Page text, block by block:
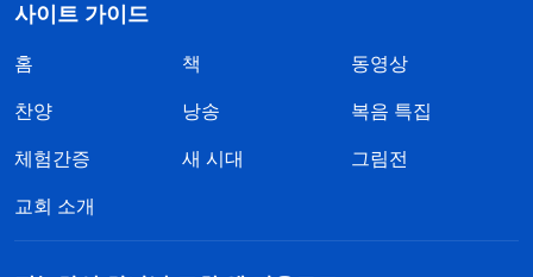
사이트 가이드
홈 책 동영상
찬양 낭송 복음 특집
체험간증 새 시대 그림전
교회 소개